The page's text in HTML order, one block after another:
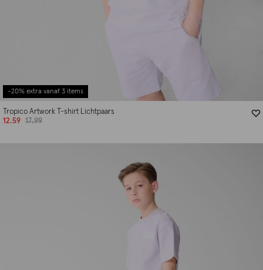
-20% extra vanaf 3 items
Tropico Artwork T-shirt Lichtpaars
12.59
17.99